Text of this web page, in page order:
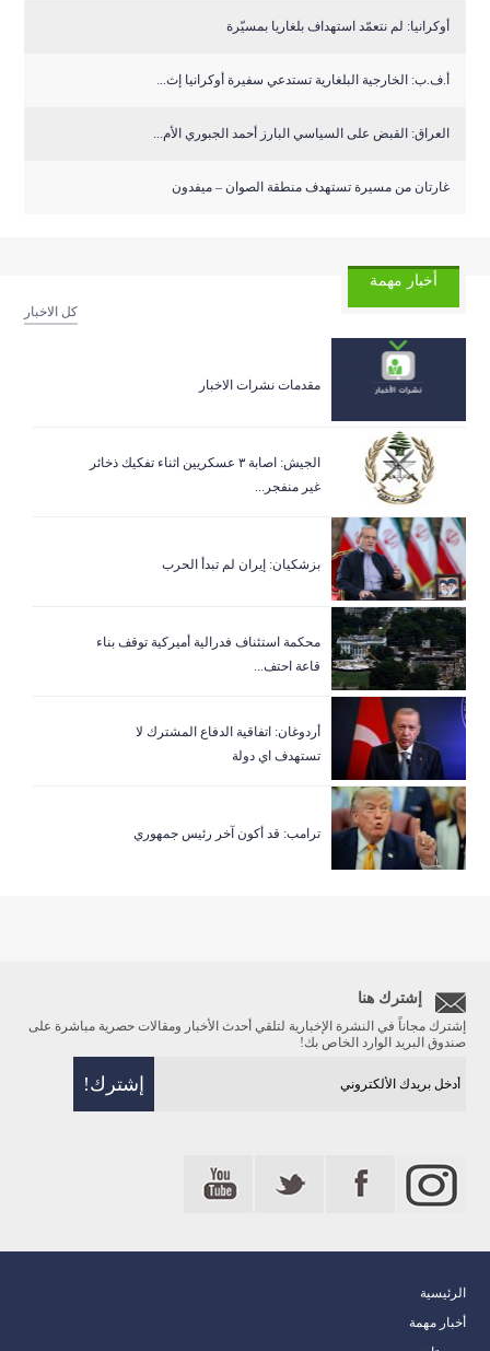
أوكرانيا: لم نتعمّد استهداف بلغاريا بمسيّرة
أ.ف.ب: الخارجية البلغارية تستدعي سفيرة أوكرانيا إث...
العراق: القبض على السياسي البارز أحمد الجبوري الأم...
غارتان من مسيرة تستهدف منطقة الصوان – ميفدون
أخبار مهمة
كل الاخبار
مقدمات نشرات الاخبار
الجيش: اصابة ٣ عسكريين اثناء تفكيك ذخائر
غير منفجر...
بزشكيان: إيران لم تبدأ الحرب
‏محكمة استئناف فدرالية أميركية توقف بناء
قاعة احتف...
أردوغان: اتفاقية الدفاع المشترك لا
تستهدف اي دولة
ترامب: قد أكون آخر رئيس جمهوري
إشترك هنا
إشترك مجاناً في النشرة الإخبارية لتلقي أحدث الأخبار ومقالات حصرية مباشرة على
صندوق البريد الوارد الخاص بك!
الرئيسية
أخبار مهمة